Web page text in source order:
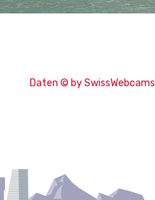
Daten © by SwissWebcams